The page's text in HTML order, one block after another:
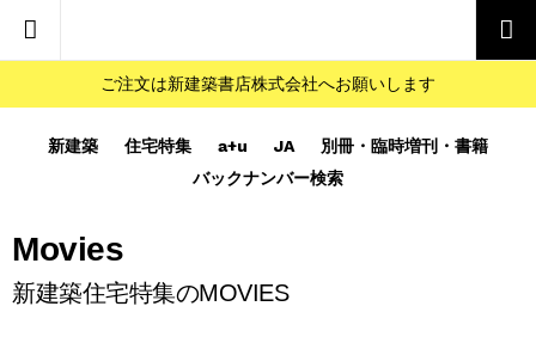
ご注文は新建築書店株式会社へお願いします
新建築 住宅特集 a+u JA
別冊・臨時増刊・書籍
バックナンバー検索
Movies
新建築住宅特集のMOVIES